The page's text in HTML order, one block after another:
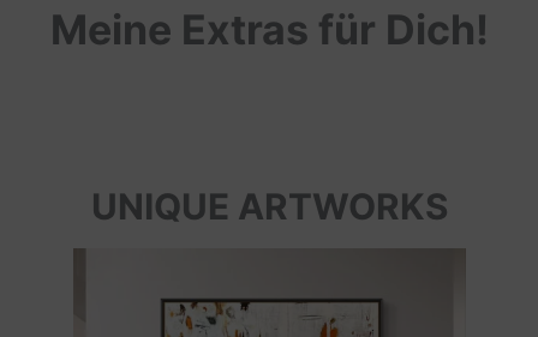
Meine Extras für Dich!
UNIQUE ARTWORKS